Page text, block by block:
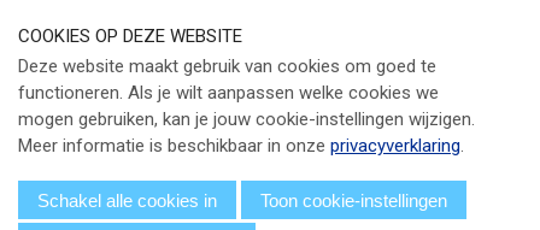
Our Phone Number:
033 - 247 34 66 Our Email Address:
info@eicpc.nl
Actueel
Public Controlling
Permanente Educatie
COOKIES OP DEZE WEBSITE
Deze website maakt gebruik van cookies om goed te
functioneren. Als je wilt aanpassen welke cookies we
mogen gebruiken, kan je jouw cookie-instellingen wijzigen.
Meer informatie is beschikbaar in onze privacyverklaring.
Schakel alle cookies in Toon cookie-instellingen